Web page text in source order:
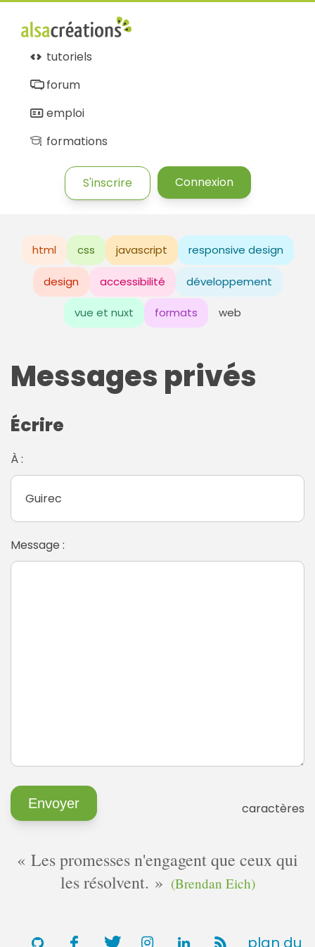
tutoriels
forum
emploi
formations
S'inscrire Connexion
html css javascript responsive design
design accessibilité développement
vue et nuxt formats web
Messages privés
Écrire
À :
Message :
caractères
Les promesses n'engagent que ceux qui
les résolvent.
(Brendan Eich)
plan du